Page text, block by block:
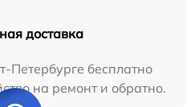
доставка
Петербурге бесплатно
на ремонт и обратно.